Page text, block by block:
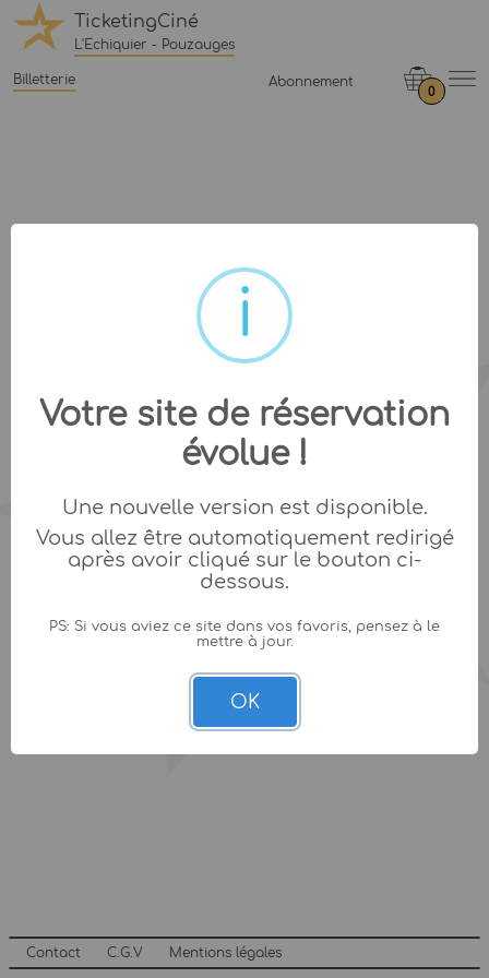
TicketingCiné
L'Echiquier - Pouzauges
Billetterie Abonnement
0
Contact C.G.V Mentions légales
Votre site de réservation
évolue !
Une nouvelle version est disponible.
Vous allez être automatiquement redirigé
après avoir cliqué sur le bouton ci-
dessous.
PS: Si vous aviez ce site dans vos favoris, pensez à le
mettre à jour.
OK